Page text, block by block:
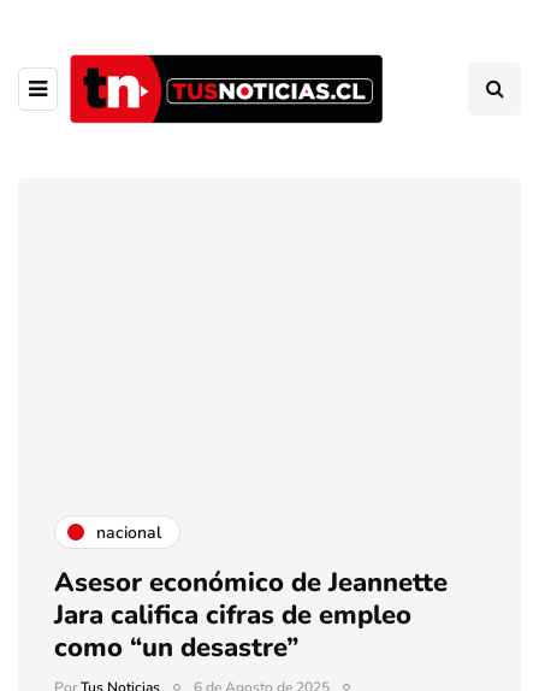
nacional
Asesor económico de Jeannette
Jara califica cifras de empleo
como “un desastre”